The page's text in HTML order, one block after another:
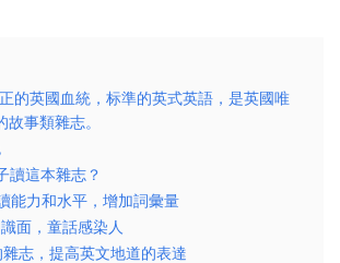
的英國血統，标準的英式英語，是英國唯
事類雜志。
讀這本雜志？
能力和水平，增加詞彙量
面，童話感染人
志，提高英文地道的表達